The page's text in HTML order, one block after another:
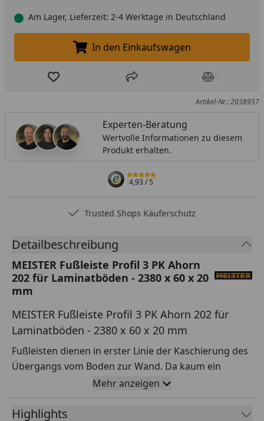
Am Lager, Lieferzeit: 2-4 Werktage in Deutschland
In den Einkaufswagen legen
In den Einkaufswagen
Produkt zur Wunschliste hinzufügen
Teilen Produkt
Artikel-Nr.: 2038957
Experten-Beratung
Wertvolle Informationen zu diesem
Produkt erhalten.
4,93/ 5
Trusted Shops Käuferschutz
Detailbeschreibung
MEISTER Fußleiste Profil 3 PK Ahorn
202 für Laminatböden - 2380 x 60 x 20
mm
MEISTER Fußleiste Profil 3 PK Ahorn 202 für
Laminatböden - 2380 x 60 x 20 mm
Fußleisten dienen in erster Linie der Kaschierung des
Übergangs vom Boden zur Wand. Da kaum ein
Bodenbelag so verlegt werden kann, dass eine klare,
saubere Kante an der Wand entsteht, sind die Leisten
in beinahe jedem Raum zu finden.
Mehr anzeigen
Highlights